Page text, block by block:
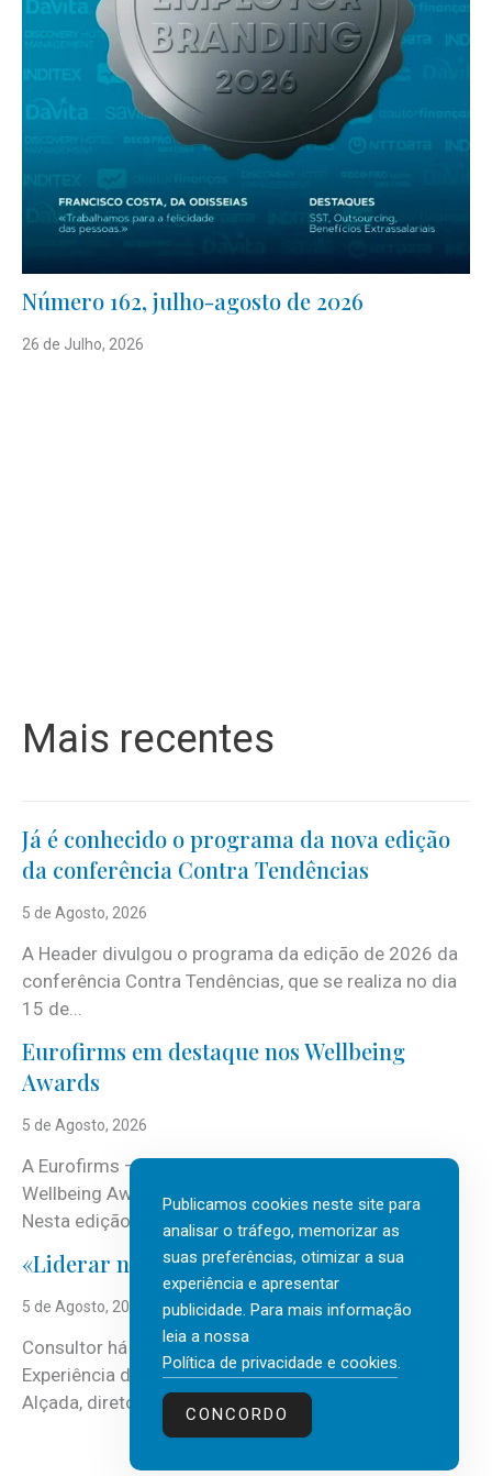
Número 162, julho-agosto de 2026
26 de Julho, 2026
Mais recentes
Já é conhecido o programa da nova edição
da conferência Contra Tendências
5 de Agosto, 2026
A Header divulgou o programa da edição de 2026 da
conferência Contra Tendências, que se realiza no dia
15 de...
Eurofirms em destaque nos Wellbeing
Awards
5 de Agosto, 2026
A Eurofirms – People first está de regresso aos
Wellbeing Awards, integrando o Top Wellbeing 2026.
Nesta edição, a multinacional...
«Liderar não é um talento místico.»
5 de Agosto, 2026
Consultor há mais de três décadas nas áreas de
Experiência do Cliente, Vendas e Liderança, Manuel
Alçada, diretor executivo da...
Publicamos cookies neste site para
analisar o tráfego, memorizar as
suas preferências, otimizar a sua
experiência e apresentar
publicidade. Para mais informação
leia a nossa
Política de privacidade e cookies.
CONCORDO